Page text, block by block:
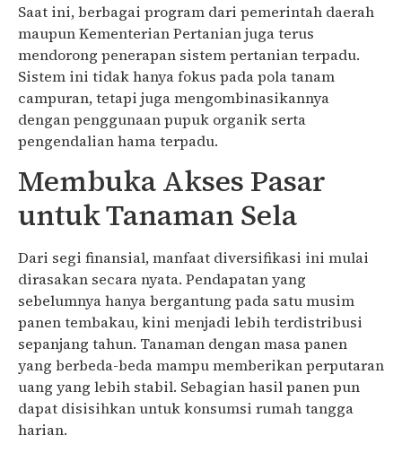
Saat ini, berbagai program dari pemerintah daerah
maupun Kementerian Pertanian juga terus
mendorong penerapan sistem pertanian terpadu.
Sistem ini tidak hanya fokus pada pola tanam
campuran, tetapi juga mengombinasikannya
dengan penggunaan pupuk organik serta
pengendalian hama terpadu.
Membuka Akses Pasar
untuk Tanaman Sela
Dari segi finansial, manfaat diversifikasi ini mulai
dirasakan secara nyata. Pendapatan yang
sebelumnya hanya bergantung pada satu musim
panen tembakau, kini menjadi lebih terdistribusi
sepanjang tahun. Tanaman dengan masa panen
yang berbeda-beda mampu memberikan perputaran
uang yang lebih stabil. Sebagian hasil panen pun
dapat disisihkan untuk konsumsi rumah tangga
harian.